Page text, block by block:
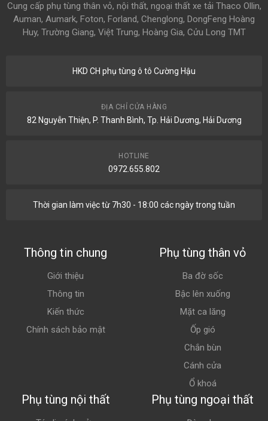
Cung cấp phụ tùng thân vỏ, nội thất, ngoại thất xe tải Thaco Ollin,
Auman, Aumark, Foton, Forland, Chenglong, DongFeng Hoàng
Huy, Trường Giang, Việt Trung, Hoàng Gia, Cửu Long TMT
HKD CH phụ tùng ô tô Cường Hậu
ĐỊA CHỈ CỬA HÀNG
82 Nguyễn Thiện, P. Thanh Bình, Tp. Hải Dương, Hải Dương
HOTLINE
0972.655.802
Thời gian làm việc từ 7h30 - 18:00 các ngày trong tuần
Thông tin chung
Giới thiệu
Thông tin
Kiến thức
Chính sách bảo mật
Phụ tùng thân vỏ
Ba đờ sốc
Bậc lên xuống
Mặt ca lăng
Ốp gió
Chắn bùn
Cánh cửa
Ổ khoá
Phụ tùng nội thất Phụ tùng ngoại thất